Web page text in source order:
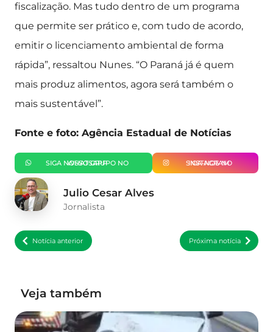
fiscalização. Mas tudo dentro de um programa
que permite ser prático e, com tudo de acordo,
emitir o licenciamento ambiental de forma
rápida”, ressaltou Nunes. “O Paraná já é quem
mais produz alimentos, agora será também o
mais sustentável”.
Fonte e foto: Agência Estadual de Notícias
SIGA NOSSO GRUPO NO WHATSAPP SIGA-NOS NO INSTAGRAM
Julio Cesar Alves
Jornalista
Notícia anterior Próxima notícia
Veja também